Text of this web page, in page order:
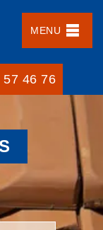
MENU
57 46 76